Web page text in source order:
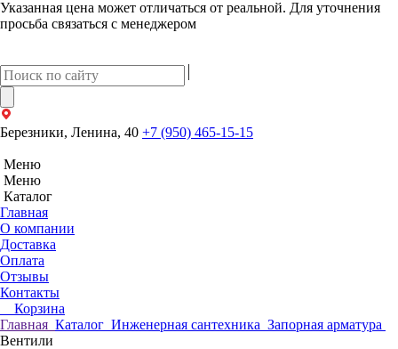
Указанная цена может отличаться от реальной. Для уточнения
просьба связаться с менеджером
Березники, Ленина, 40 +7 (950) 465-15-15
Меню
Меню
Каталог
Главная
О компании
Доставка
Оплата
Отзывы
Контакты
Корзина
Главная Каталог Инженерная сантехника Запорная арматура
Вентили